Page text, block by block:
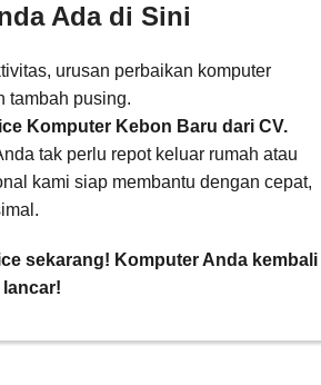
Ada di Sini
urusan perbaikan komputer
tambah pusing.
Komputer Kebon Baru dari CV.
tak perlu repot keluar rumah atau
kami siap membantu dengan cepat,
sekarang! Komputer Anda kembali